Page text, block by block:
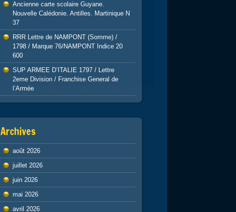
Ancienne carte scolaire Guyane.
Nouvelle Calédonie. Antilles. Martinique N
37
RRR Lettre de NAMPONT (Somme) /
1798 / Marque 76/NAMPONT Indice 20
600
SUP ARMEE D’ITALIE 1797 / Lettre
2eme Division / Franchise General de
l’Armée
Archives
août 2026
juillet 2026
juin 2026
mai 2026
avril 2026